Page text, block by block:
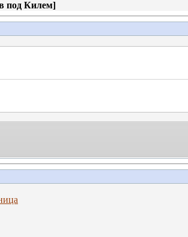
под Килем]